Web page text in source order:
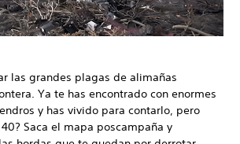
las grandes plagas de alimañas
Ya te has encontrado con enormes
y has vivido para contarlo, pero
Saca el mapa poscampaña y